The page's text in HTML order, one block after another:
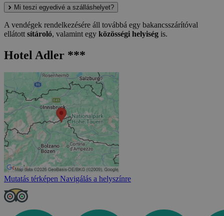
Mi teszi egyedivé a szálláshelyet?
A vendégek rendelkezésére áll továbbá egy bakancsszárítóval
ellátott sítároló, valamint egy közösségi helyiség is.
Hotel Adler ***
Mutatás térképen Navigálás a helyszínre